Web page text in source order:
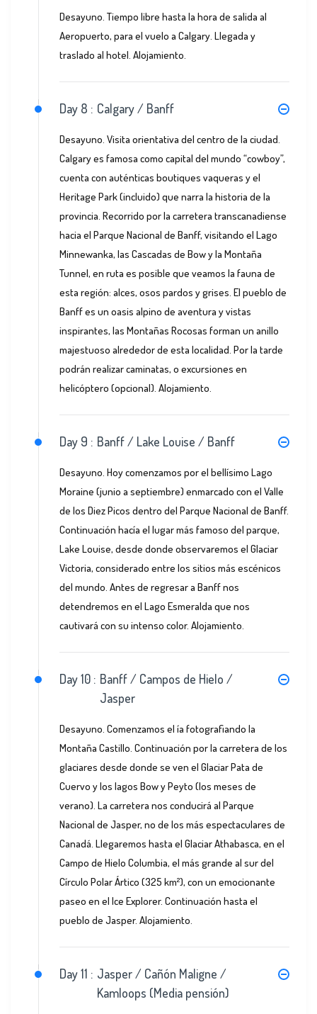
Desayuno. Tiempo libre hasta la hora de salida al
Aeropuerto, para el vuelo a Calgary. Llegada y
traslado al hotel. Alojamiento.
Day 8 : Calgary / Banff
Desayuno. Visita orientativa del centro de la ciudad.
Calgary es famosa como capital del mundo “cowboy”,
cuenta con auténticas boutiques vaqueras y el
Heritage Park (incluido) que narra la historia de la
provincia. Recorrido por la carretera transcanadiense
hacia el Parque Nacional de Banff, visitando el Lago
Minnewanka, las Cascadas de Bow y la Montaña
Tunnel, en ruta es posible que veamos la fauna de
esta región: alces, osos pardos y grises. El pueblo de
Banff es un oasis alpino de aventura y vistas
inspirantes, las Montañas Rocosas forman un anillo
majestuoso alrededor de esta localidad. Por la tarde
podrán realizar caminatas, o excursiones en
helicóptero (opcional). Alojamiento.
Day 9 : Banff / Lake Louise / Banff
Desayuno. Hoy comenzamos por el bellísimo Lago
Moraine (junio a septiembre) enmarcado con el Valle
de los Diez Picos dentro del Parque Nacional de Banff.
Continuación hacía el lugar más famoso del parque,
Lake Louise, desde donde observaremos el Glaciar
Victoria, considerado entre los sitios más escénicos
del mundo. Antes de regresar a Banff nos
detendremos en el Lago Esmeralda que nos
cautivará con su intenso color. Alojamiento.
Day 10 : Banff / Campos de Hielo /
Jasper
Desayuno. Comenzamos el ía fotografiando la
Montaña Castillo. Continuación por la carretera de los
glaciares desde donde se ven el Glaciar Pata de
Cuervo y los lagos Bow y Peyto (los meses de
verano). La carretera nos conducirá al Parque
Nacional de Jasper, no de los más espectaculares de
Canadá. Llegaremos hasta el Glaciar Athabasca, en el
Campo de Hielo Columbia, el más grande al sur del
Círculo Polar Ártico (325 km²), con un emocionante
paseo en el Ice Explorer. Continuación hasta el
pueblo de Jasper. Alojamiento.
Day 11 : Jasper / Cañón Maligne /
Kamloops (Media pensión)